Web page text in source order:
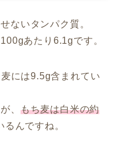
ないタンパク質。
あたり6.1gです。
には9.5g含まれてい
、 もち麦は白米の約
んですね。